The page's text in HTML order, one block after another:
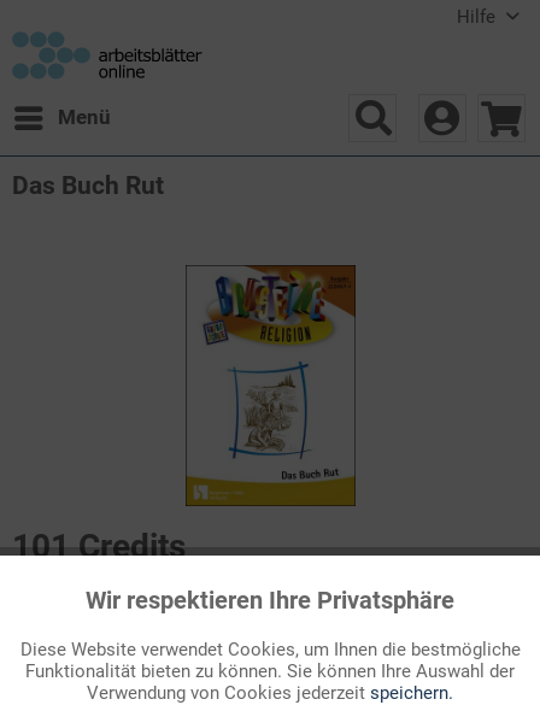
Hilfe
Menü
Das Buch Rut
101 Credits
Themenbereich
Bibel
Funktionale Aktiv
Marketing Inaktiv
Wir respektieren Ihre Privatsphäre
Diese Website verwendet Cookies, um Ihnen die bestmögliche
Funktionalität bieten zu können. Sie können Ihre Auswahl der
Verwendung von Cookies jederzeit speichern.